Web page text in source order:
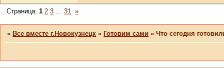
Страница:1 2 3 31 »
» Все вместе г.Новокузнецк » Готовим сами »Что сегодня